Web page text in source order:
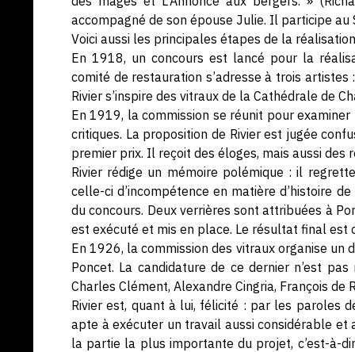
accompagné de son épouse Julie. Il participe au
Voici aussi les principales étapes de la
En 1918, un concours est lancé pour la
comité de restauration s’adresse à trois
Rivier s’inspire des vitraux de la Cathédrale de
En 1919, la commission se réunit pour
critiques. La proposition de Rivier est jugée
premier prix. Il reçoit des éloges, mais aussi des
Rivier rédige un mémoire polémique : il
celle-ci d’incompétence en matière d’histoire
du concours. Deux verrières sont attribuées à
est exécuté et mis en place. Le résultat final
En 1926, la commission des vitraux organise un
Poncet. La candidature de ce dernier n’est
Charles Clément, Alexandre Cingria, François de
Rivier est, quant à lui, félicité : par les paroles
apte à exécuter un travail aussi considérable
la partie la plus importante du projet, c’est-à-